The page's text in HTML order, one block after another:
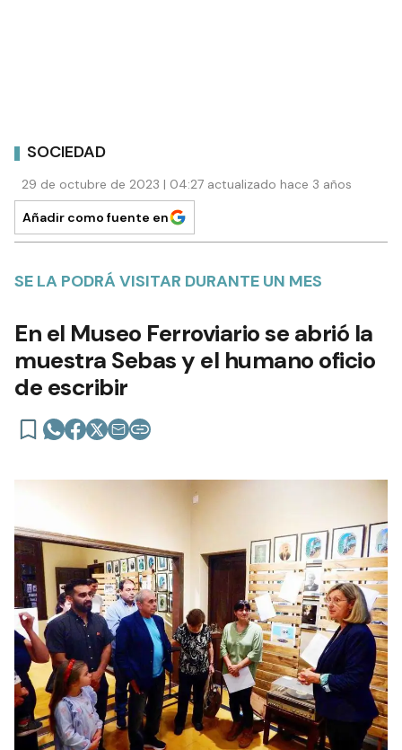
SOCIEDAD
29 de octubre de 2023 | 04:27 actualizado hace 3 años
Añadir como fuente en
SE LA PODRÁ VISITAR DURANTE UN MES
En el Museo Ferroviario se abrió la
muestra Sebas y el humano oficio
de escribir